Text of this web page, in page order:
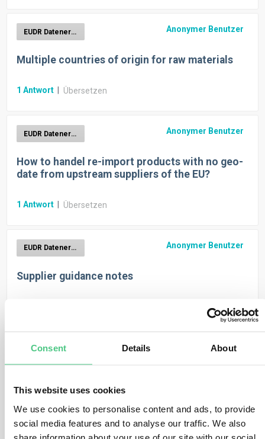
Consent Details About
This website uses cookies
We use cookies to personalise content and ads, to provide
social media features and to analyse our traffic. We also
share information about your use of our site with our social
EUDR Datenerhebung Anonymer Benutzer
Multiple countries of origin for raw materials
1 Antwort Übersetzen
EUDR Datenerhebung Anonymer Benutzer
How to handel re-import products with no geo-
date from upstream suppliers of the EU?
1 Antwort Übersetzen
EUDR Datenerhebung Anonymer Benutzer
Supplier guidance notes
Anonymer Benutzer
1Antwort|Übersetzen